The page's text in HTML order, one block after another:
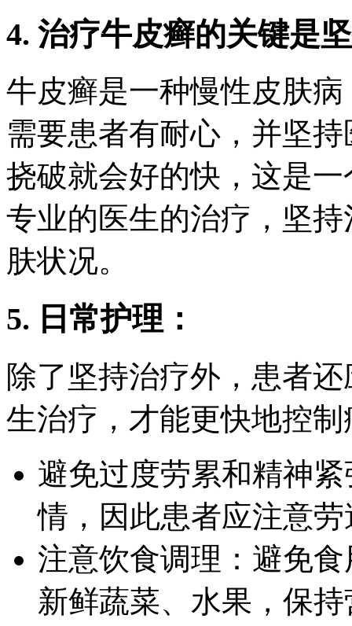
4. 治疗牛皮癣的关键是
牛皮癣是一种慢性皮肤
需要患者有耐心，并坚
挠破就会好的快，这是
专业的医生的治疗，坚
肤状况。
5. 日常护理：
除了坚持治疗外，患者
生治疗，才能更快地控制
避免过度劳累和精神
情，因此患者应注意
注意饮食调理：避免
新鲜蔬菜、水果，保